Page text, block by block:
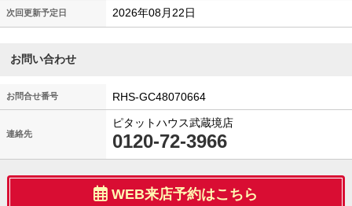
次回更新予定日 2026年08月22日
お問い合わせ
お問合せ番号 RHS-GC48070664
連絡先
ピタットハウス武蔵境店
0120-72-3966
WEB来店予約はこちら